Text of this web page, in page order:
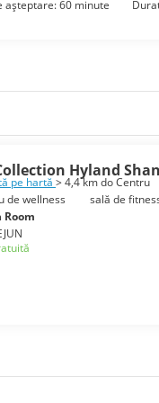
așteptare: 60 minute
Hyland
pe hartă > 4,4 km do Centru
de wellness
sală de